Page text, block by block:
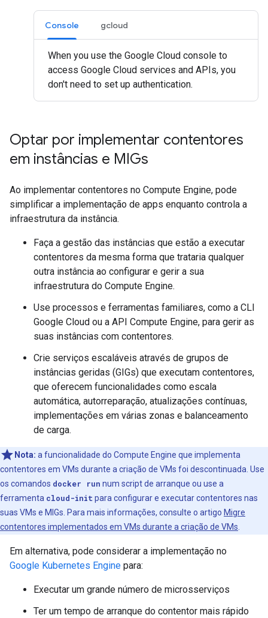
Console gcloud
When you use the Google Cloud console to
access Google Cloud services and APIs, you
don't need to set up authentication.
Optar por implementar contentores
em instâncias e MIGs
Ao implementar contentores no Compute Engine, pode
simplificar a implementação de apps enquanto controla a
infraestrutura da instância.
Faça a gestão das instâncias que estão a executar
contentores da mesma forma que trataria qualquer
outra instância ao configurar e gerir a sua
infraestrutura do Compute Engine.
Use processos e ferramentas familiares, como a CLI
Google Cloud ou a API Compute Engine, para gerir as
suas instâncias com contentores.
Crie serviços escaláveis através de grupos de
instâncias geridas (GIGs) que executam contentores,
que oferecem funcionalidades como escala
automática, autorreparação, atualizações contínuas,
implementações em várias zonas e balanceamento
de carga.
Nota: a funcionalidade do Compute Engine que implementa
contentores em VMs durante a criação de VMs foi descontinuada. Use
os comandos docker run num script de arranque ou use a
ferramenta cloud-init para configurar e executar contentores nas
suas VMs e MIGs. Para mais informações, consulte o artigo Migre
contentores implementados em VMs durante a criação de VMs
Em alternativa, pode considerar a implementação no
Google Kubernetes Engine para:
Executar um grande número de microsserviços
Ter um tempo de arranque do contentor mais rápido